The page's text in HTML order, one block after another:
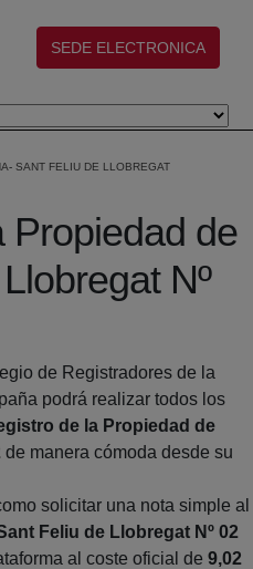
(abre en nueva ventana)
SEDE ELECTRONICA
SANT FELIU DE LLOBREGAT
Propiedad de
Nº
de Registradores de la
podrá realizar todos los
de la Propiedad de
de manera cómoda desde su
solicitar una nota simple al
Feliu de Llobregat Nº 02
al coste oficial de 9,02